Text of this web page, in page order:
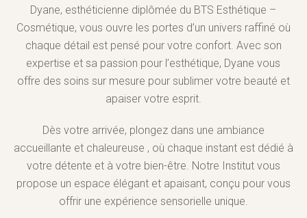
Dyane, esthéticienne diplômée du BTS Esthétique –
Cosmétique, vous ouvre les portes d’un univers raffiné où
chaque détail est pensé pour votre confort. Avec son
expertise et sa passion pour l’esthétique, Dyane vous
offre des soins sur mesure pour sublimer votre beauté et
apaiser votre esprit.
Dès votre arrivée, plongez dans une ambiance
accueillante et chaleureuse , où chaque instant est dédié à
votre détente et à votre bien-être. Notre Institut vous
propose un espace élégant et apaisant, conçu pour vous
offrir une expérience sensorielle unique.